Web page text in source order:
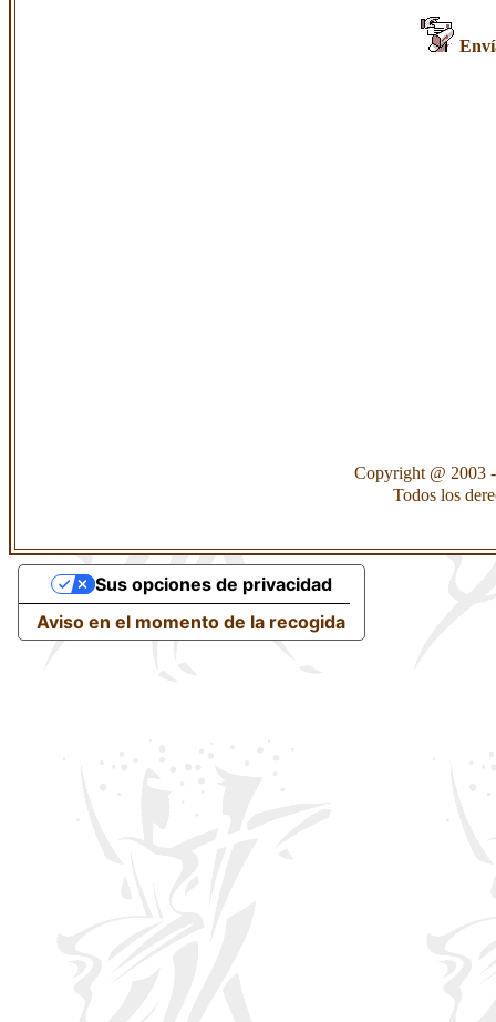
Copyright @ 2003
Todos los
Aviso en el momento de la recogida
Sus opciones de privacidad